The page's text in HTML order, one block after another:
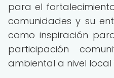
para el
comunidades y su
como inspiración
participación
ambiental a nivel local